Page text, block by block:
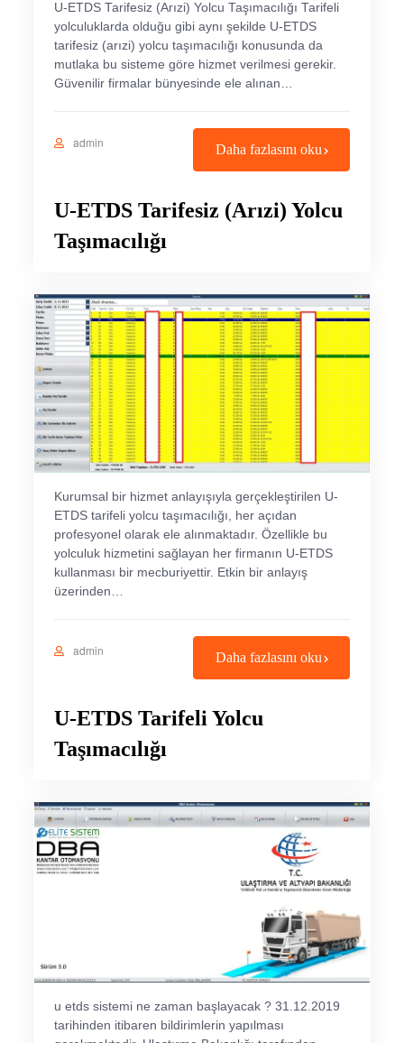
U-ETDS Tarifesiz (Arızi) Yolcu Taşımacılığı Tarifeli
yolculuklarda olduğu gibi aynı şekilde U-ETDS
tarifesiz (arızi) yolcu taşımacılığı konusunda da
mutlaka bu sisteme göre hizmet verilmesi gerekir.
Güvenilir firmalar bünyesinde ele alınan…
admin Daha fazlasını oku
U-ETDS Tarifesiz (Arızi) Yolcu
Taşımacılığı
Kurumsal bir hizmet anlayışıyla gerçekleştirilen U-
ETDS tarifeli yolcu taşımacılığı, her açıdan
profesyonel olarak ele alınmaktadır. Özellikle bu
yolculuk hizmetini sağlayan her firmanın U-ETDS
kullanması bir mecburiyettir. Etkin bir anlayış
üzerinden…
admin Daha fazlasını oku
U-ETDS Tarifeli Yolcu
Taşımacılığı
u etds sistemi ne zaman başlayacak ? 31.12.2019
tarihinden itibaren bildirimlerin yapılması